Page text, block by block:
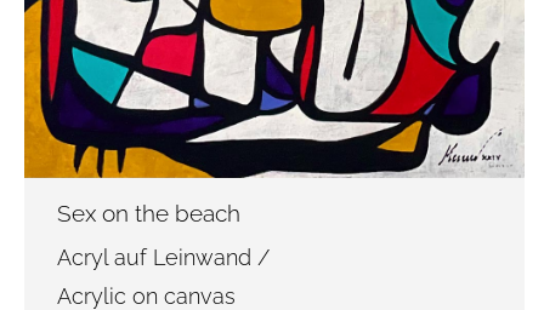
Sex on the beach
Acryl auf Leinwand /
Acrylic on canvas